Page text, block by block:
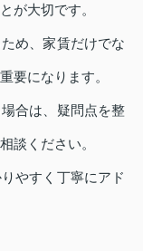
が大切です。
め、家賃だけでな
要になります。
合は、疑問点を整
談ください。
やすく丁寧にアド